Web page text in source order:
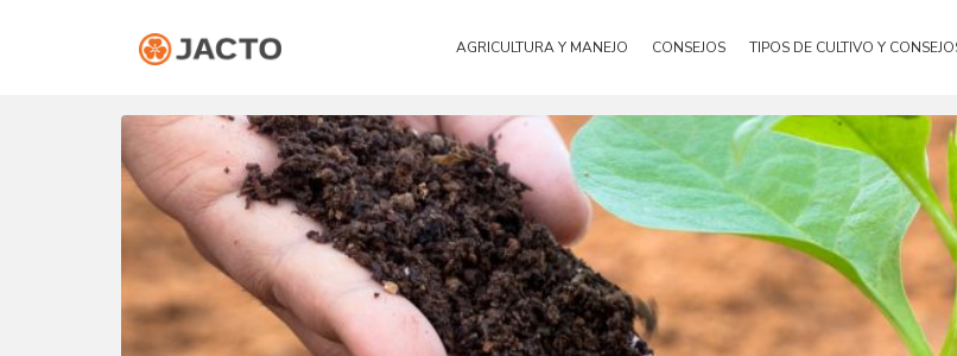
AGRICULTURA Y MANEJO CONSEJOS TIPOS DE CULTIVO Y